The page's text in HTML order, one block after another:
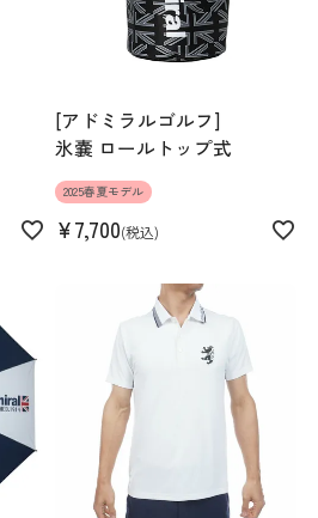
[アドミラルゴルフ]
氷嚢 ロールトップ式
2025春夏モデル
¥7,700 税込